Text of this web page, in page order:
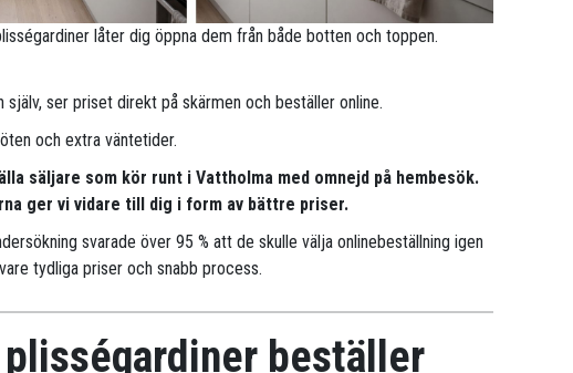
låter dig öppna dem från både botten och toppen.
själv, ser priset direkt på skärmen och beställer online.
och extra väntetider.
säljare som kör runt i Vattholma med omnejd på hembesök.
ger vi vidare till dig i form av bättre priser.
svarade över 95 % att de skulle välja onlinebeställning igen
tydliga priser och snabb process.
plisségardiner beställer